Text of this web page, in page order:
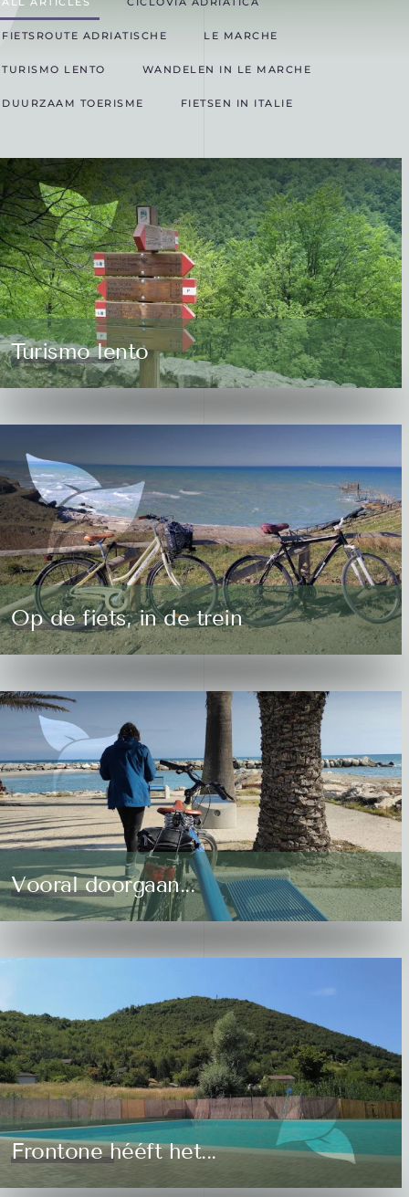
FIETSROUTE ADRIATISCHE LE MARCHE
TURISMO LENTO WANDELEN IN LE MARCHE
DUURZAAM TOERISME FIETSEN IN ITALIE
Turismo lento
Op de fiets, in de trein
Vooral doorgaan...
Frontone hééft het...